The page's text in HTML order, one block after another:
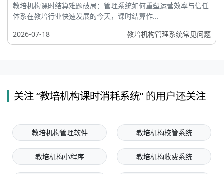
教培机构课时结算难题破局：管理系统如何重塑运营效率与信任
体系在教培行业快速发展的今天，课时结算作...
2026-07-18
教培机构管理系统常见问题
关注 “教培机构课时消耗系统” 的用户还关注
教培机构管理软件 教培机构校管系统
教培机构小程序 教培机构收费系统